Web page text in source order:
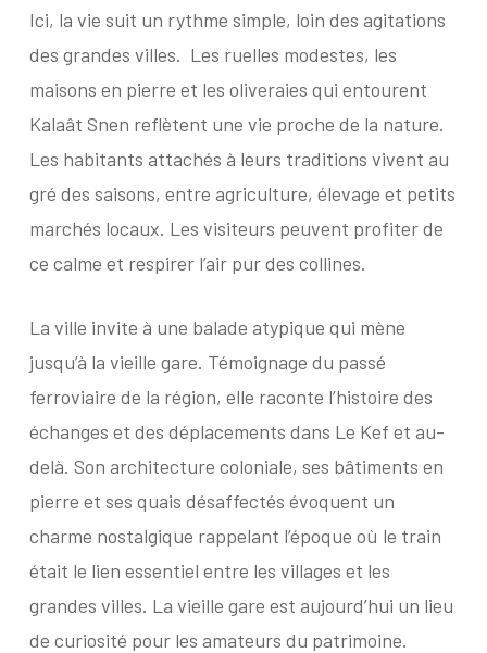
Ici, la vie suit un rythme simple, loin des agitations
des grandes villes. Les ruelles modestes, les
maisons en pierre et les oliveraies qui entourent
Kalaât Snen reflètent une vie proche de la nature.
Les habitants attachés à leurs traditions vivent au
gré des saisons, entre agriculture, élevage et petits
marchés locaux. Les visiteurs peuvent profiter de
ce calme et respirer l’air pur des collines.
La ville invite à une balade atypique qui mène
jusqu’à la vieille gare. Témoignage du passé
ferroviaire de la région, elle raconte l’histoire des
échanges et des déplacements dans Le Kef et au-
delà. Son architecture coloniale, ses bâtiments en
pierre et ses quais désaffectés évoquent un
charme nostalgique rappelant l’époque où le train
était le lien essentiel entre les villages et les
grandes villes. La vieille gare est aujourd’hui un lieu
de curiosité pour les amateurs du patrimoine.